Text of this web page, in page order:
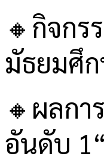
🔸กิจก
มัธยมศึ
🔸ผลกา
อันดับ